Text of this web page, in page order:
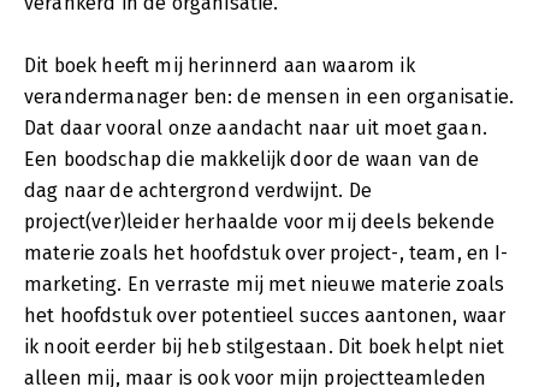
Dit boek heeft mij herinnerd aan waarom ik
verandermanager ben: de mensen in een organisatie.
Dat daar vooral onze aandacht naar uit moet gaan.
Een boodschap die makkelijk door de waan van de
dag naar de achtergrond verdwijnt. De
project(ver)leider herhaalde voor mij deels bekende
materie zoals het hoofdstuk over project-, team, en I-
marketing. En verraste mij met nieuwe materie zoals
het hoofdstuk over potentieel succes aantonen, waar
ik nooit eerder bij heb stilgestaan. Dit boek helpt niet
alleen mij, maar is ook voor mijn projectteamleden